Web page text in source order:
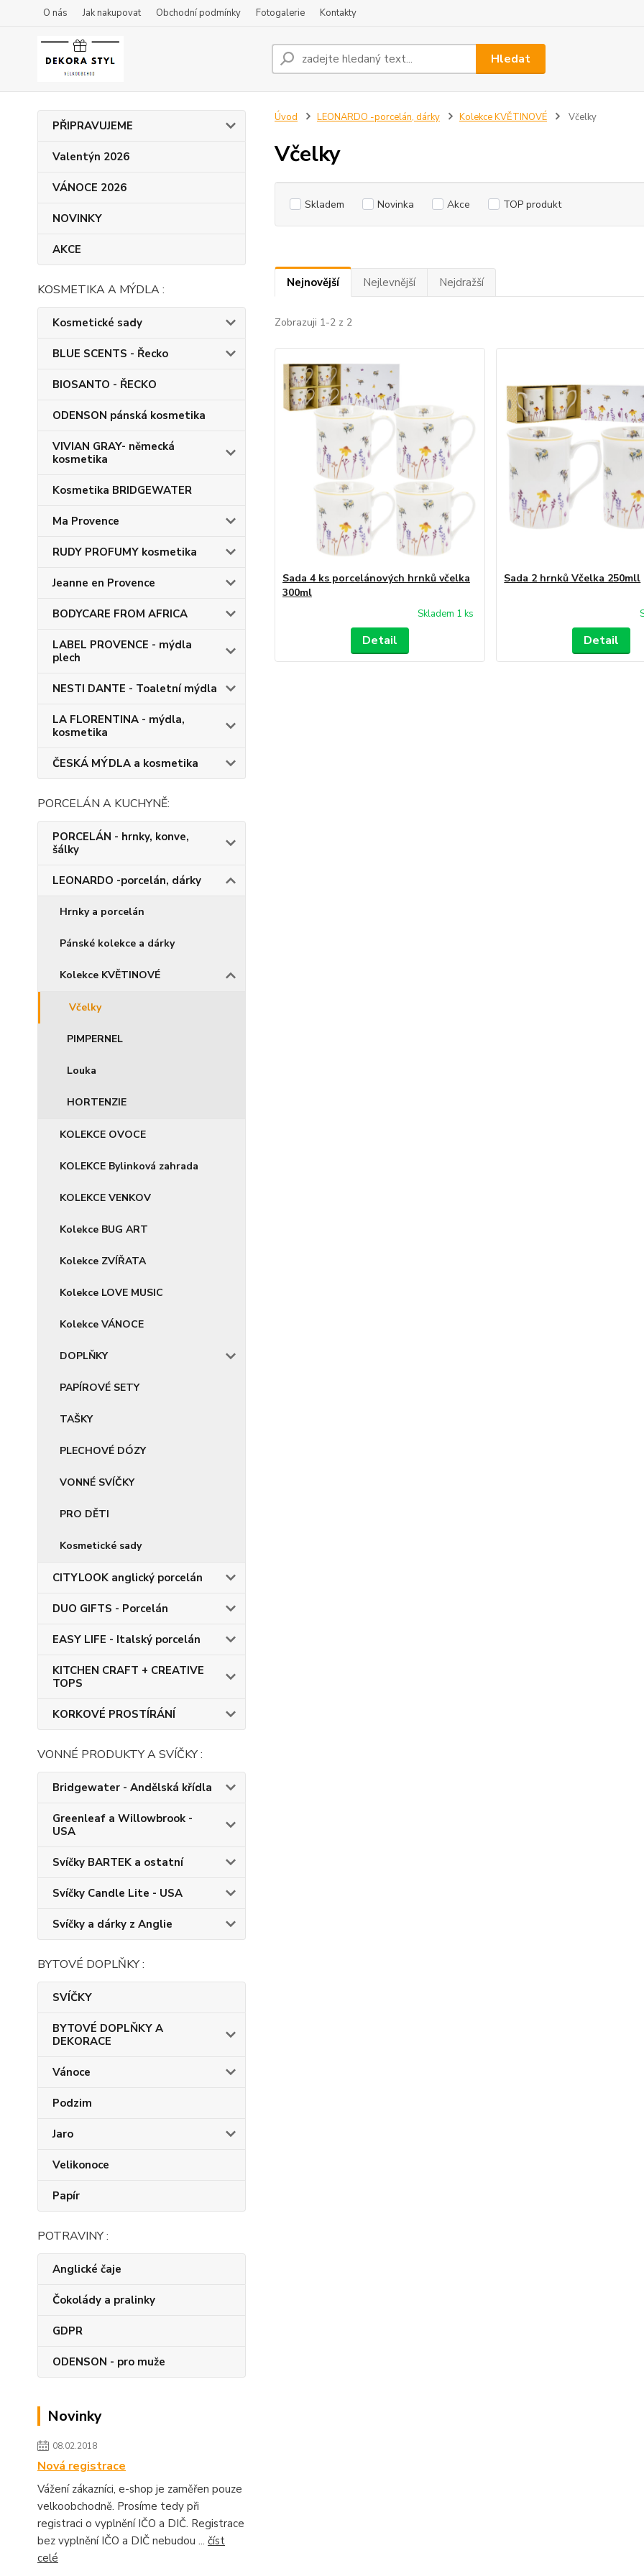
O nás Jak nakupovat Obchodní podmínky Fotogalerie Kontakty
Hledat
PŘIPRAVUJEME
Valentýn 2026
VÁNOCE 2026
NOVINKY
AKCE
KOSMETIKA A MÝDLA :
Kosmetické sady
BLUE SCENTS - Řecko
BIOSANTO - ŘECKO
ODENSON pánská kosmetika
VIVIAN GRAY- německá
kosmetika
Kosmetika BRIDGEWATER
Ma Provence
RUDY PROFUMY kosmetika
Jeanne en Provence
BODYCARE FROM AFRICA
LABEL PROVENCE - mýdla
plech
NESTI DANTE - Toaletní mýdla
LA FLORENTINA - mýdla,
kosmetika
ČESKÁ MÝDLA a kosmetika
PORCELÁN A KUCHYNĚ:
PORCELÁN - hrnky, konve,
šálky
LEONARDO -porcelán, dárky
Hrnky a porcelán
Pánské kolekce a dárky
Kolekce KVĚTINOVÉ
Včelky
PIMPERNEL
Louka
HORTENZIE
KOLEKCE OVOCE
KOLEKCE Bylinková zahrada
KOLEKCE VENKOV
Kolekce BUG ART
Kolekce ZVÍŘATA
Kolekce LOVE MUSIC
Kolekce VÁNOCE
DOPLŇKY
PAPÍROVÉ SETY
TAŠKY
PLECHOVÉ DÓZY
VONNÉ SVÍČKY
PRO DĚTI
Kosmetické sady
CITYLOOK anglický porcelán
DUO GIFTS - Porcelán
EASY LIFE - Italský porcelán
KITCHEN CRAFT + CREATIVE
TOPS
KORKOVÉ PROSTÍRÁNÍ
VONNÉ PRODUKTY A SVÍČKY :
Bridgewater - Andělská křídla
Greenleaf a Willowbrook -
USA
Svíčky BARTEK a ostatní
Svíčky Candle Lite - USA
Svíčky a dárky z Anglie
BYTOVÉ DOPLŇKY :
SVÍČKY
BYTOVÉ DOPLŇKY A
DEKORACE
Vánoce
Podzim
Jaro
Velikonoce
Papír
POTRAVINY :
Anglické čaje
Čokolády a pralinky
GDPR
ODENSON - pro muže
Novinky
08.02.2018
Nová registrace
Vážení zákazníci, e-shop je zaměřen pouze
velkoobchodně. Prosíme tedy při
registraci o vyplnění IČO a DIČ. Registrace
bez vyplnění IČO a DIČ nebudou ... číst
celé
Úvod LEONARDO -porcelán, dárky Kolekce KVĚTINOVÉ Včelky
Včelky
Skladem Novinka Akce TOP produkt
Nejnovější Nejlevnější Nejdražší
Zobrazuji 1-2 z 2
Sada 4 ks porcelánových hrnků včelka
300ml
Skladem 1 ks
Detail
Sada 2 hrnků Včelka 250mll
Detail